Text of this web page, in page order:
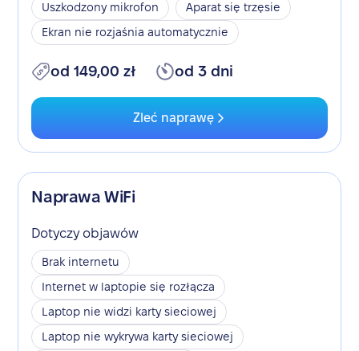
Uszkodzony mikrofon
Aparat się trzęsie
Ekran nie rozjaśnia automatycznie
od 149,00 zł od 3 dni
Zleć naprawę
Naprawa WiFi
Dotyczy objawów
Brak internetu
Internet w laptopie się rozłącza
Laptop nie widzi karty sieciowej
Laptop nie wykrywa karty sieciowej